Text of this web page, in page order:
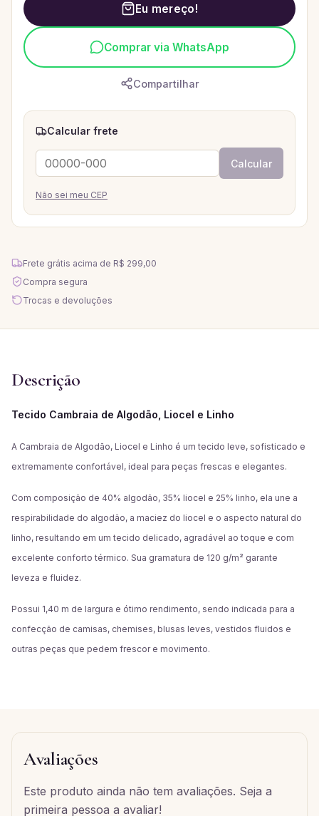
Eu mereço!
Comprar via WhatsApp
Compartilhar
Calcular frete
Calcular
Não sei meu CEP
Frete grátis acima de R$ 299,00
Compra segura
Trocas e devoluções
Descrição
Tecido Cambraia de Algodão, Liocel e Linho
A Cambraia de Algodão, Liocel e Linho é um tecido leve, sofisticado e
extremamente confortável, ideal para peças frescas e elegantes.
Com composição de 40% algodão, 35% liocel e 25% linho, ela une a
respirabilidade do algodão, a maciez do liocel e o aspecto natural do
linho, resultando em um tecido delicado, agradável ao toque e com
excelente conforto térmico. Sua gramatura de 120 g/m² garante
leveza e fluidez.
Possui 1,40 m de largura e ótimo rendimento, sendo indicada para a
confecção de camisas, chemises, blusas leves, vestidos fluidos e
outras peças que pedem frescor e movimento.
Avaliações
Este produto ainda não tem avaliações. Seja a
primeira pessoa a avaliar!